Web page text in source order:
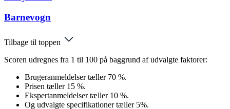
Barnevogn
Tilbage til toppen
Scoren udregnes fra 1 til 100 på baggrund af udvalgte faktorer:
Brugeranmeldelser tæller 70 %.
Prisen tæller 15 %.
Ekspertanmeldelser tæller 10 %.
Og udvalgte specifikationer tæller 5%.